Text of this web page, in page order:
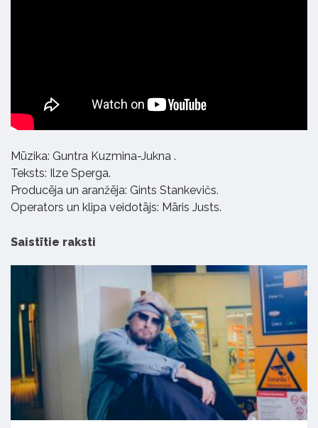
Mūzika: Guntra Kuzmina-Jukna .
Teksts: Ilze Sperga.
Producēja un aranžēja: Gints Stankevičs.
Operators un klipa veidotājs: Māris Justs.
Saistītie raksti